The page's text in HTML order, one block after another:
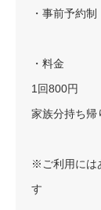
・事前予約
・料金
1回800円
家族分持ち帰
※ご利用には
す